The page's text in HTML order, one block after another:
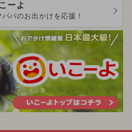
ーよ
パのお出かけを応援！